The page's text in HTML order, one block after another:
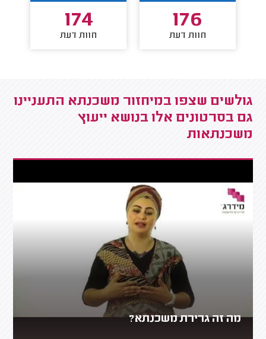
176
חוות דעת
174
חוות דעת
גולשים שצפו במיחזור משכנתא התעניינו
גם בסרטונים אלו בנושא ייעוץ
משכנתאות
מה זה גרירת משכנתא?